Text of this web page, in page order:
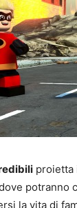
proietta
potranno
la vita di